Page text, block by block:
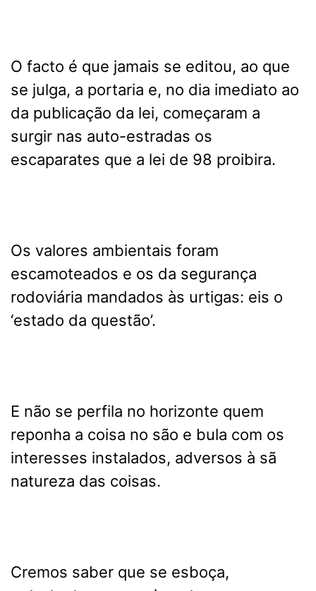
O facto é que jamais se editou, ao que
se julga, a portaria e, no dia imediato ao
da publicação da lei, começaram a
surgir nas auto-estradas os
escaparates que a lei de 98 proibira.
Os valores ambientais foram
escamoteados e os da segurança
rodoviária mandados às urtigas: eis o
‘estado da questão’.
E não se perfila no horizonte quem
reponha a coisa no são e bula com os
interesses instalados, adversos à sã
natureza das coisas.
Cremos saber que se esboça,